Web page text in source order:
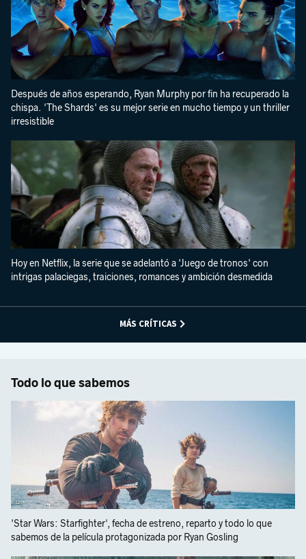
Después de años esperando, Ryan Murphy por fin ha recuperado la
chispa. 'The Shards' es su mejor serie en mucho tiempo y un thriller
irresistible
Hoy en Netflix, la serie que se adelantó a 'Juego de tronos' con
intrigas palaciegas, traiciones, romances y ambición desmedida
MÁS CRÍTICAS
Todo lo que sabemos
'Star Wars: Starfighter', fecha de estreno, reparto y todo lo que
sabemos de la película protagonizada por Ryan Gosling